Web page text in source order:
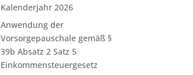
Kalenderjahr 2026
Anwendung der
Vorsorgepauschale gemäß §
39b Absatz 2 Satz 5
Einkommensteuergesetz